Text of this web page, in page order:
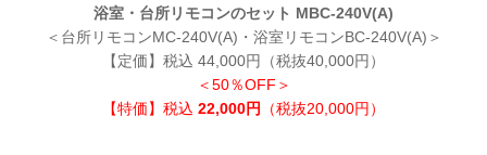
浴室・台所リモコンのセット MBC-240V(A)
＜台所リモコンMC-240V(A)・浴室リモコンBC-240V(A)＞
【定価】税込 44,000円（税抜40,000円）
＜50％OFF＞
【特価】税込 22,000円 （税抜20,000円）